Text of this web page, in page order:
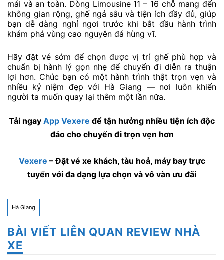
mái và an toàn. Dòng Limousine 11 – 16 chỗ mang đến
không gian rộng, ghế ngả sâu và tiện ích đầy đủ, giúp
bạn dễ dàng nghỉ ngơi trước khi bắt đầu hành trình
khám phá vùng cao nguyên đá hùng vĩ.
Hãy đặt vé sớm để chọn được vị trí ghế phù hợp và
chuẩn bị hành lý gọn nhẹ để chuyến đi diễn ra thuận
lợi hơn. Chúc bạn có một hành trình thật trọn vẹn và
nhiều kỷ niệm đẹp với Hà Giang — nơi luôn khiến
người ta muốn quay lại thêm một lần nữa.
Tải ngay App Vexere để tận hưởng nhiều tiện ích độc
đáo cho chuyến đi trọn vẹn hơn
Vexere – Đặt vé xe khách, tàu hoả, máy bay trực
tuyến với đa dạng lựa chọn và vô vàn ưu đãi
Hà Giang
BÀI VIẾT LIÊN QUAN REVIEW NHÀ
XE